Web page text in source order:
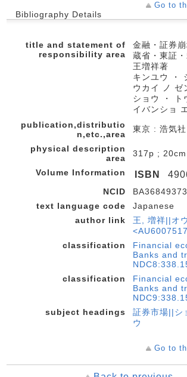
Go to
Bibliography Details
title and statement of
responsibility area
金融・証券
蔵省・東証
王増祥著
キンユウ ・
ウカイ ノ ゼ
ショウ ・ ト
イバンショ
publication,distributio
n,etc.,area
東京 : 浩気
physical description
area
317p ; 20cm
Volume Information
ISBN
NCID
BA36849373
text language code
Japanese
author link
王, 増祥||オ
classification
Financial
Banks and
classification
Financial
Banks and
subject headings
証券市場||シ
ウ
Go to